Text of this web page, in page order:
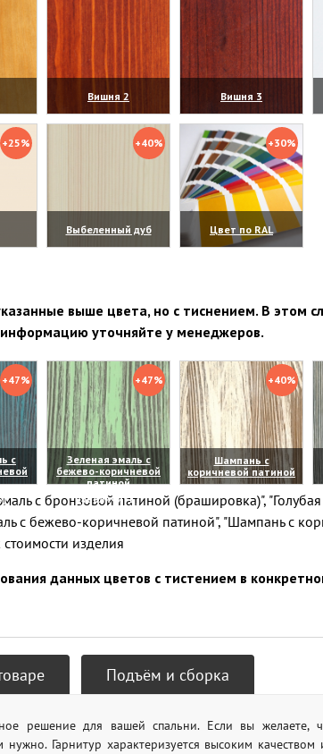
Вишня 2
(увеличить)
Вишня 3
(увеличить)
+25% +40%
Выбеленный дуб
(увеличить)
+30%
Цвет по RAL
(увеличить)
выше цвета, но с тиснением. В этом
информацию уточняйте у менеджеров.
+47%
с
+47%
Зеленая эмаль с
бежево-коричневой
патиной
(увеличить)
+40%
Шампань с
коричневой патиной
(увеличить)
с бронзовой патиной (брашировка)",
с бежево-коричневой патиной", "Шампань с
изделия
данных цветов с тистением в
Подъём и сборка
решение для вашей спальни. Если вы
нужно. Гарнитур характеризуется высоким